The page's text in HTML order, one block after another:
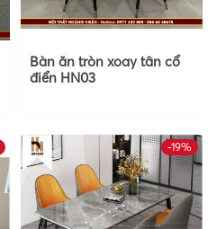
Bàn ăn tròn xoay tân cổ
điển HN03
-19%